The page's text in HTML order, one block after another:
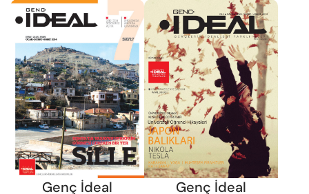
Genç İdeal Genç İdeal